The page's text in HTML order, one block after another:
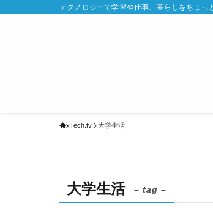
テクノロジーで学習や仕事、暮らしをちょっ
xTech.tv 大学生活
大学生活 – tag –